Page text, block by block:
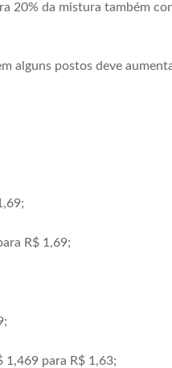
20% da mistura também
alguns postos deve
R$ 1,69;
1,469 para R$ 1,63;